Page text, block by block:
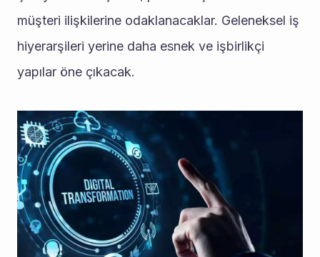
müşteri ilişkilerine odaklanacaklar. Geleneksel iş
hiyerarşileri yerine daha esnek ve işbirlikçi
yapılar öne çıkacak.